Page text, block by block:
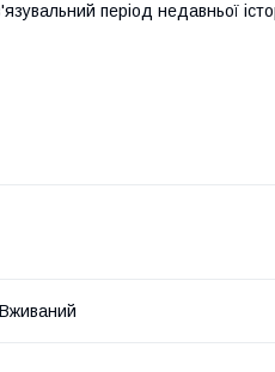
період недавньої
Вживаний